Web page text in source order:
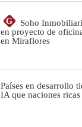
G
Soho
en proyecto de
en Miraflores
Países en desarrollo
IA que naciones ricas